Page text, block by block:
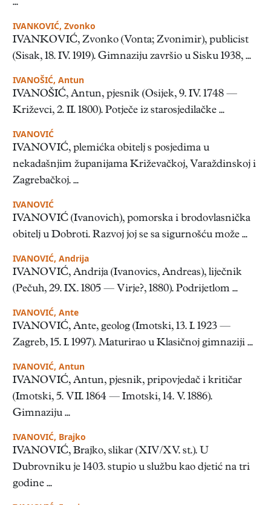
...
IVANKOVIĆ, Zvonko
IVANKOVIĆ, Zvonko (Vonta; Zvonimir), publicist
(Sisak, 18. IV. 1919). Gimnaziju završio u Sisku 1938, ...
IVANOŠIĆ, Antun
IVANOŠIĆ, Antun, pjesnik (Osijek, 9. IV. 1748 —
Križevci, 2. II. 1800). Potječe iz starosjedilačke ...
IVANOVIĆ
IVANOVIĆ, plemićka obitelj s posjedima u
nekadašnjim županijama Križevačkoj, Varaždinskoj i
Zagrebačkoj. ...
IVANOVIĆ
IVANOVIĆ (Ivanovich), pomorska i brodovlasnička
obitelj u Dobroti. Razvoj joj se sa sigurnošću može ...
IVANOVIĆ, Andrija
IVANOVIĆ, Andrija (Ivanovics, Andreas), liječnik
(Pečuh, 29. IX. 1805 — Virje?, 1880). Podrijetlom ...
IVANOVIĆ, Ante
IVANOVIĆ, Ante, geolog (Imotski, 13. I. 1923 —
Zagreb, 15. I. 1997). Maturirao u Klasičnoj gimnaziji ...
IVANOVIĆ, Antun
IVANOVIĆ, Antun, pjesnik, pripovjedač i kritičar
(Imotski, 5. VII. 1864 — Imotski, 14. V. 1886).
Gimnaziju ...
IVANOVIĆ, Brajko
IVANOVIĆ, Brajko, slikar (XIV/XV. st.). U
Dubrovniku je 1403. stupio u službu kao djetić na tri
godine ...